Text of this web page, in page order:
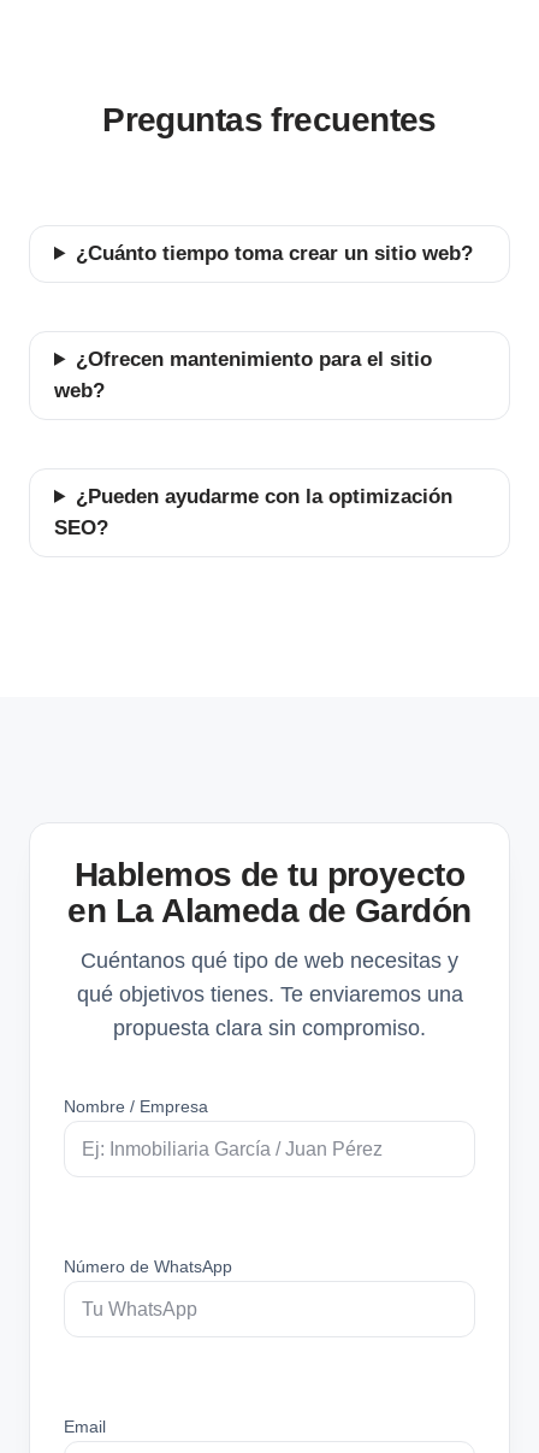
Preguntas frecuentes
¿Cuánto tiempo toma crear un sitio web?
¿Ofrecen mantenimiento para el sitio
web?
¿Pueden ayudarme con la optimización
SEO?
Hablemos de tu proyecto
en La Alameda de Gardón
Cuéntanos qué tipo de web necesitas y
qué objetivos tienes. Te enviaremos una
propuesta clara sin compromiso.
Nombre / Empresa
Número de WhatsApp
Email